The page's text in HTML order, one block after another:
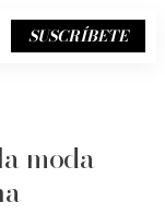
SUSCRÍBETE
moda